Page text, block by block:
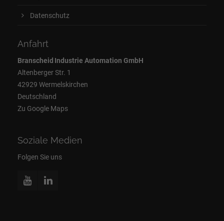
Datenschutz
Anfahrt
Branscheid Industrie Automation GmbH
Altenberger Str. 1
42929 Wermelskirchen
Deutschland
Zu Google Maps
Soziale Medien
Folgen Sie uns